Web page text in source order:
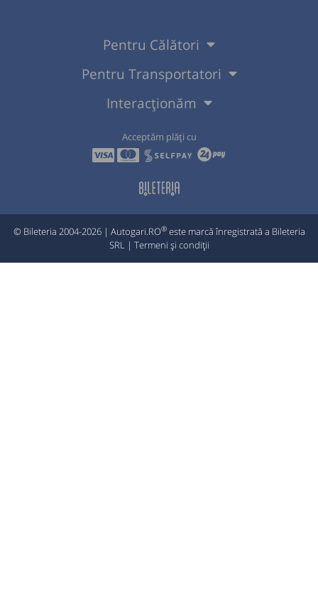
Pentru Călători
Pentru Transportatori
Interacționăm
Acceptăm plăți cu
© Bileteria 2004-2026 | Autogari.RO®este marcă înregistrată a Bileteria
SRL | Termeni și condiții